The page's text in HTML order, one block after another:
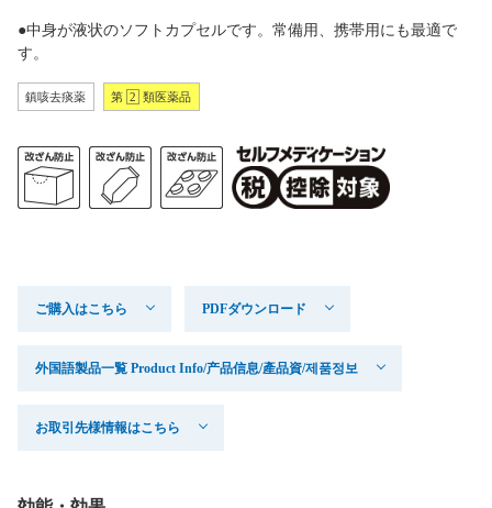
●中身が液状のソフトカプセルです。常備用、携帯用にも最適で
す。
鎮咳去痰薬 第 2 類医薬品
ご購入はこちら PDFダウンロード
外国語製品一覧 Product Info/产品信息/產品資/제품정보
お取引先様情報はこちら